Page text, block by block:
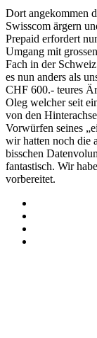
Dort angekommen
Swisscom ärgern
Prepaid erfordert
Umgang mit
Fach in der
es nun anders als
CHF 600.- teures
Oleg welcher seit
von den
Vorwürfen seines
wir hatten noch die
bisschen
fantastisch. Wir
vorbereitet.